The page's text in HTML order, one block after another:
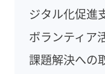
ジタル化促進
ボランティア
課題解決への